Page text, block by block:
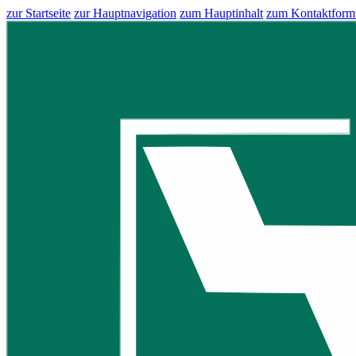
zur Startseite zur Hauptnavigation zum Hauptinhalt zum